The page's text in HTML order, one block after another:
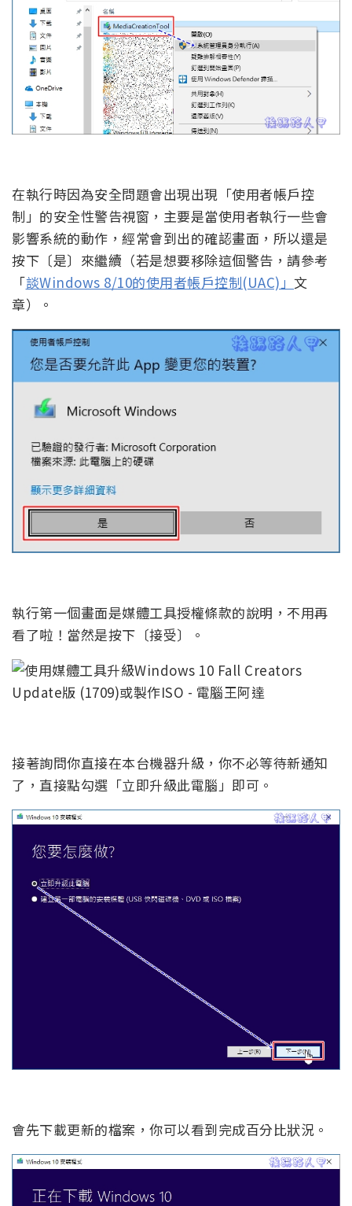
在執行時因為安全問題會出現出現「使用者帳戶控
制」的安全性警告視窗，主要是當使用者執行一些會
影響系統的動作，經常會到出的確認畫面，所以還是
按下〔是〕來繼續（若是想要移除這個警告，請參考
「談Windows 8/10的使用者帳戶控制(UAC)」 文
章）。
執行第一個畫面是媒體工具授權條款的說明，不用再
看了啦！當然是按下〔接受〕。
接著詢問你直接在本台機器升級，你不必等待新通知
了，直接點勾選「立即升級此電腦」即可。
會先下載更新的檔案，你可以看到完成百分比狀況。